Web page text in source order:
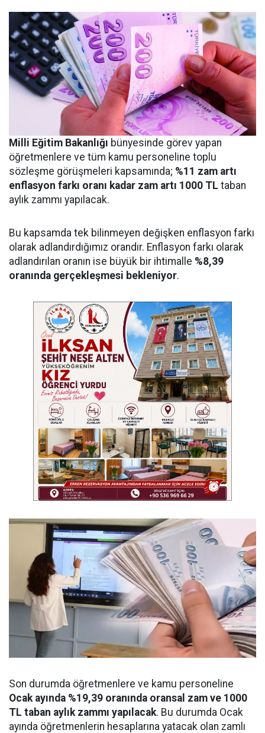
Milli Eğitim Bakanlığı bünyesinde görev yapan
öğretmenlere ve tüm kamu personeline toplu
sözleşme görüşmeleri kapsamında; %11 zam artı
enflasyon farkı oranı kadar zam artı 1000 TL taban
aylık zammı yapılacak.
Bu kapsamda tek bilinmeyen değişken enflasyon farkı
olarak adlandırdığımız orandır. Enflasyon farkı olarak
adlandırılan oranın ise büyük bir ihtimalle %8,39
oranında gerçekleşmesi bekleniyor.
Son durumda öğretmenlere ve kamu personeline
Ocak ayında %19,39 oranında oransal zam ve 1000
TL taban aylık zammı yapılacak. Bu durumda Ocak
ayında öğretmenlerin hesaplarına yatacak olan zamlı